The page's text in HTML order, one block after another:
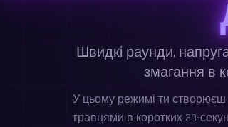
Швидкі раунди,
змагання в
У цьому режимі ти створюєш
гравцями в коротких 30-